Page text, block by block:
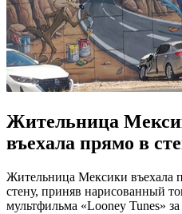
Жительница
въехала прямо в
Жительница Мексики въехала
стену, приняв нарисованный
мультфильма «Looney Tunes»